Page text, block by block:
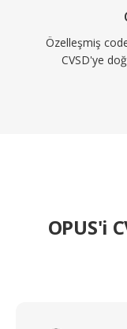
Özelleşmiş
CVSD'ye
OPUS'i